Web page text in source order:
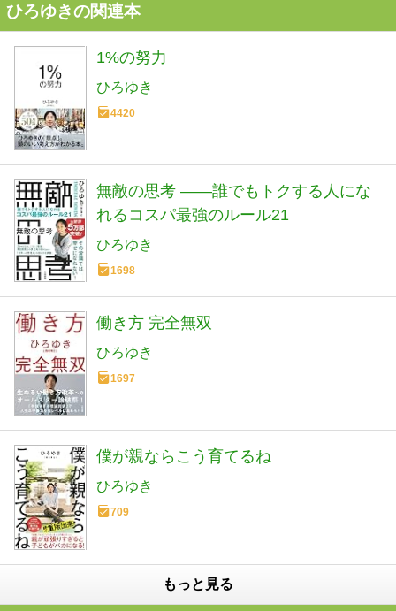
ひろゆきの関連本
1%の努力
ひろゆき
4420
無敵の思考 ――誰でもトクする人にな
れるコスパ最強のルール21
ひろゆき
1698
働き方 完全無双
ひろゆき
1697
僕が親ならこう育てるね
ひろゆき
709
もっと見る